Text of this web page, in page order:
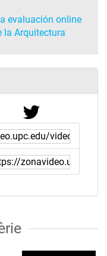
evaluación online
la Arquitectura